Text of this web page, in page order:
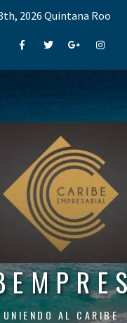
2026 Quintana Roo
FacebookTwitterGoogle+
UNIENDO AL CARIBE